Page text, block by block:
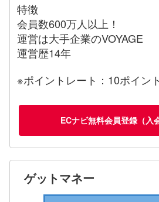
特徴
会員数600万人以上！
運営は大手企業のVOYAGE
運営歴14年
※ポイントレート：10ポイン
ECナビ無料会員登録（入
ゲットマネー